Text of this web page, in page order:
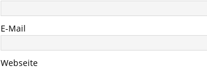
E-Mail
Webseite